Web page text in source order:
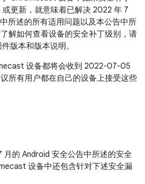
更新，就意味着已解决 2022 年 7
所述的所有适用问题以及本公告中所
解如何查看设备的安全补丁级别，请
版本和版本说明。
设备都将会收到 2022-07-05
所有用户都在自己的设备上接受这些
月的 Android 安全公告中所述的安全
设备中还包含针对下述安全漏